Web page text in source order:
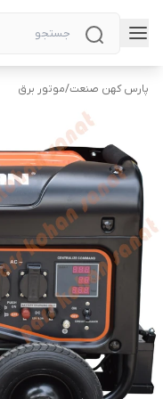
پارس کهن صنعت/موتور برق